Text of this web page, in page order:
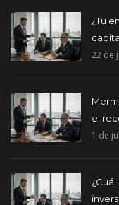
¿Tu
22 de
el
1 de